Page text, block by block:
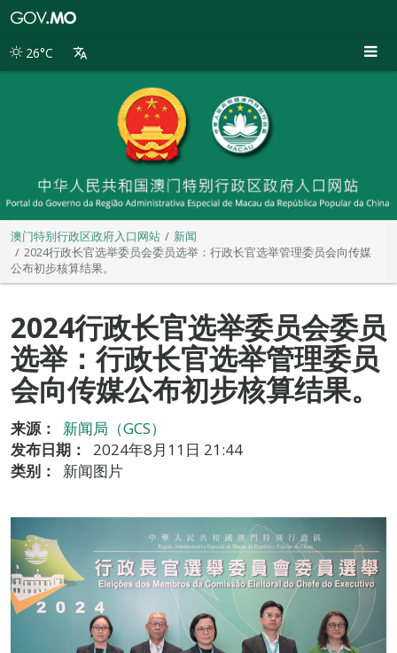
别
26°C
澳门特别行政区政府入口网站
新闻
2024行政长官选举委员会委员选举：行政长官选举管理委员会向传媒
公布初步核算结果。
2024行政长官选举委员会委员
选举：行政长官选举管理委员
会向传媒公布初步核算结果。
来源：
新闻局（GCS）
发布日期：
2024年8月11日 21:44
类别：
新闻图片